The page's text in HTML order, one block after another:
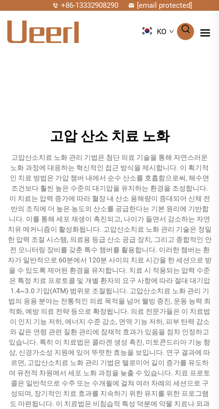
+86-13332908290 [email protected]
KO
고압 산소 치료 노화
고압산소치료 노화 관리 기법은 첨단 의료 기술을 통해 자연스러운
노화 과정에 대응하는 혁신적인 접근 방식을 제시합니다. 이 획기적
인 치료 방법은 가압 챔버 내에서 순수 산소를 호흡함으로써, 해수면
조건보다 훨씬 높은 수준의 대기압을 유지하는 환경을 조성합니다.
이 치료는 압력 증가에 따라 혈장 내 산소 용해량이 증대되어 신체 전
반의 조직에 더 높은 농도의 산소를 공급한다는 기본 원리에 기반합
니다. 이를 통해 세포 재생이 촉진되고, 나이가 들면서 감소하는 자연
치유 메커니즘이 활성화됩니다. 고압산소치료 노화 관리 기술은 정밀
한 압력 조절 시스템, 의료용 등급 산소 공급 장치, 그리고 종합적인 안
전 모니터링 장비를 갖춘 특수 챔버를 활용합니다. 이러한 챔버는 환
자가 일반적으로 60분에서 120분 사이의 치료 시간을 한 세션으로 받
을 수 있도록 제어된 환경을 유지합니다. 치료 시 적용되는 압력 수준
은 특정 치료 프로토콜 및 개별 환자의 요구 사항에 따라 절대 대기압
1.4~3.0 기압(ATM) 범위로 조절됩니다. 고압산소치료 노화 관리 기
법의 응용 분야는 전통적인 의료 목적을 넘어 웰빙 증진, 운동 능력 최
적화, 예방 의료 전략 등으로 확장됩니다. 의료 전문가들은 이 치료법
이 인지 기능 저하, 에너지 수준 감소, 면역 기능 저하, 피부 탄력 감소
와 같은 연령 관련 질환 관리에 잠재적 효과가 있음을 점차 인정하고
있습니다. 특히 이 치료법은 콜라겐 생성 촉진, 미토콘드리아 기능 향
상, 신경가소성 지원에 있어 뚜렷한 효능을 보입니다. 연구 결과에 따
르면, 고압산소치료 노화 관리 기법은 텔로미어 길이 증가를 유도하
여 유전적 차원에서 세포 노화 과정을 늦출 수 있습니다. 치료 프로토
콜은 일반적으로 수주 또는 수개월에 걸쳐 여러 차례의 세션으로 구
성되며, 장기적인 치료 효과를 지속하기 위한 유지를 위한 프로그램
도 마련됩니다. 이 치료법은 비침습적 특성 덕분에 약물 치료나 외과